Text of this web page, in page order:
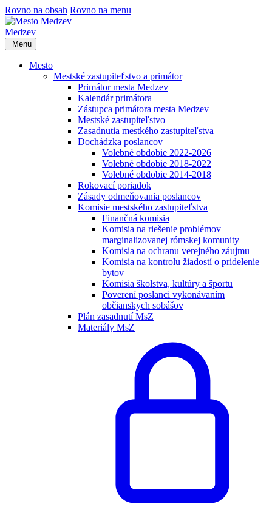
Rovno na obsah Rovno na menu
Medzev
Menu
Mesto
Mestské zastupiteľstvo a primátor
Primátor mesta Medzev
Kalendár primátora
Zástupca primátora mesta Medzev
Mestské zastupiteľstvo
Zasadnutia mestkého zastupiteľstva
Dochádzka poslancov
Volebné obdobie 2022-2026
Volebné obdobie 2018-2022
Volebné obdobie 2014-2018
Rokovací poriadok
Zásady odmeňovania poslancov
Komisie mestského zastupiteľstva
Finančná komisia
Komisia na riešenie problémov
marginalizovanej rómskej komunity
Komisia na ochranu verejného záujmu
Komisia na kontrolu žiadostí o pridelenie
bytov
Komisia školstva, kultúry a športu
Poverení poslanci vykonávaním
občianskych sobášov
Plán zasadnutí MsZ
Materiály MsZ